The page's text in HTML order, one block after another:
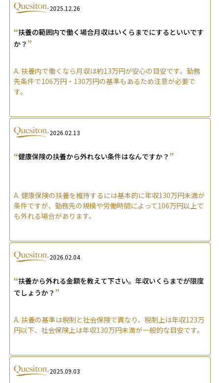
2025.12.26
“扶養の範囲内で働く場合月収はいくらまでにするといいです
か？ ”
A. 扶養内で働くなら月収は約13万円が安心の目安です。勤務
先条件で106万円・130万円の基準もあるため注意が必要で
す。
2026.02.13
“健康保険の扶養から外れない条件はなんですか？ ”
A. 健康保険の扶養を維持するには基本的に年収130万円未満が
条件ですが、勤務先の規模や労働時間によって106万円以上で
も外れる場合があります。
2026.02.04
“扶養から外れる金額を教えて下さい。年収いくらまでが限度
でしょうか？ ”
A. 扶養の基準は税制と社会保険で異なり、税制上は年収123万
円以下、社会保険上は年収130万円未満が一般的な目安です。
2025.09.03